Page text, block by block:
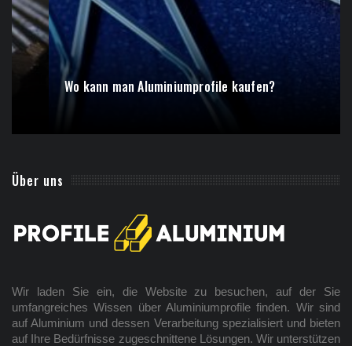
Wo kann man Aluminiumprofile kaufen?
Über uns
Wir laden Sie ein, die Website zu besuchen, auf der Sie
umfangreiches Wissen über Aluminiumprofile finden. Wir sind
auf Aluminium und dessen Verarbeitung spezialisiert und bieten
auf Ihre Bedürfnisse zugeschnittene Lösungen. Wir unterstützen